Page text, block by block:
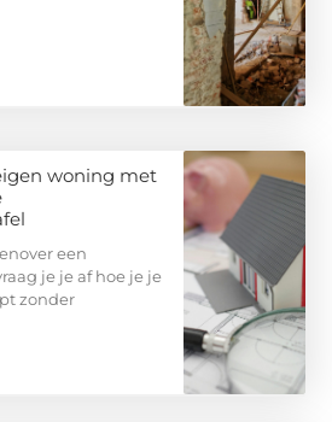
woning met
een
je je af hoe je je
zonder